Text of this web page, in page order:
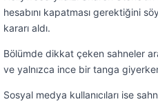
hesabını kapatması gerektiğini
kararı aldı.
Bölümde dikkat çeken sahneler
ve yalnızca ince bir tanga
Sosyal medya kullanıcıları ise